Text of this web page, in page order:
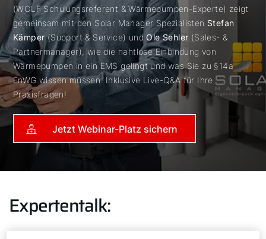
(WOLF Schulungsreferent & Wärmepumpen-Experte) zeigt
gemeinsam mit den Solar Manager Spezialisten Stefan
Kämper(Support & Service) undOle Sehler (Sales- &
Partnermanager), wie die nahtlose Einbindung von
Wärmepumpen in ein EMS gelingt und was Sie zu §14a
EnWG wissen müssen. Inklusive Live-Q&A für Ihre
Praxisfragen!
Jetzt Webinar-Platz sichern
Expertentalk: